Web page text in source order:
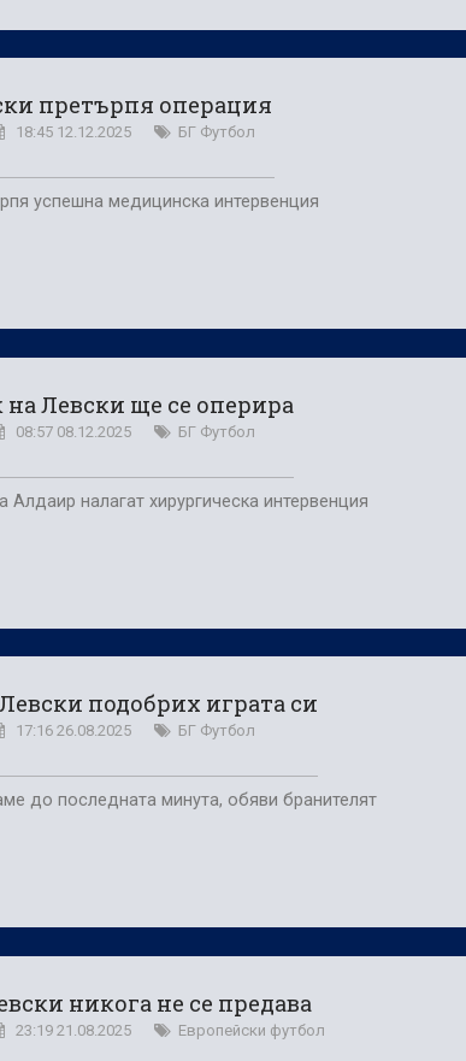
претърпя операция
18:45 12.12.2025 БГ Футбол
успешна медицинска интервенция
Левски ще се оперира
08:57 08.12.2025 БГ Футбол
Алдаир налагат хирургическа интервенция
подобрих играта си
17:16 26.08.2025 БГ Футбол
до последната минута, обяви бранителят
никога не се предава
23:19 21.08.2025 Европейски футбол